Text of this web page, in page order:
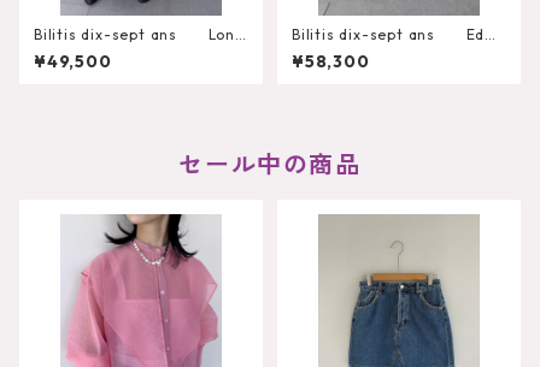
Bilitis dix-sept ans Long
LaceSkirt
¥49,500
Bilitis dix-sept ans Edwa
idian Lace Skirt
¥58,300
セール中の商品